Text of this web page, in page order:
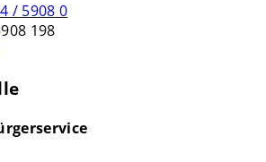
/ 5908 0
198